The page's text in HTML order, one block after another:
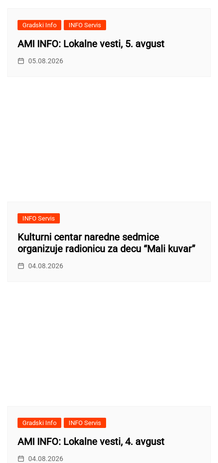
Gradski Info INFO Servis
AMI INFO: Lokalne vesti, 5. avgust
05.08.2026
INFO Servis
Kulturni centar naredne sedmice
organizuje radionicu za decu “Mali kuvar”
04.08.2026
Gradski Info INFO Servis
AMI INFO: Lokalne vesti, 4. avgust
04.08.2026